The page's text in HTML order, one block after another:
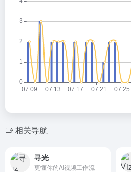
相关导航
寻光
更懂你的AI视频工作流